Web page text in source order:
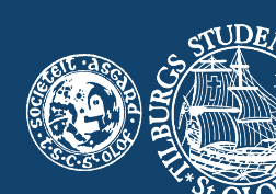
in
new
window
in
new
window
in
new
window
new
window